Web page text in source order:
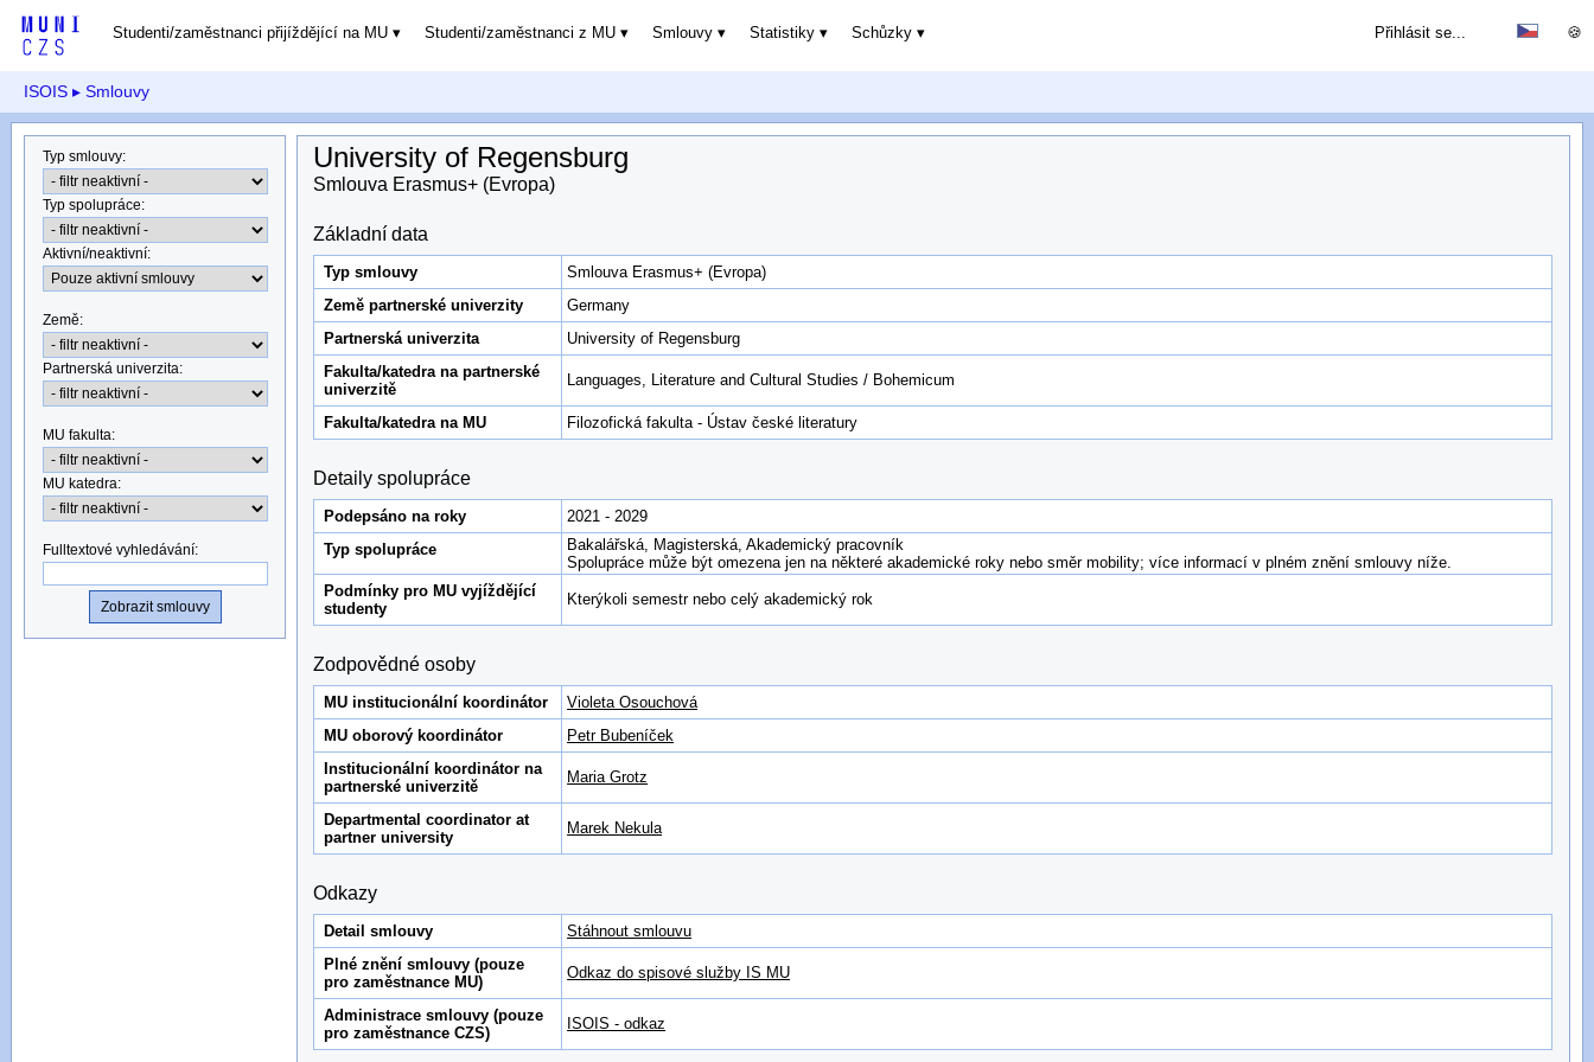
Studenti/zaměstnanci přijíždějící na MU Studenti/zaměstnanci z MU Smlouvy Statistiky Schůzky 🍪
Přihlásit se...
ISOIS ▸ Smlouvy
Typ smlouvy:
Typ spolupráce:
Aktivní/neaktivní:
Země:
Partnerská univerzita:
MU fakulta:
MU katedra:
Fulltextové vyhledávání:
University of Regensburg
Smlouva Erasmus+ (Evropa)
Základní data
Typ smlouvy
Smlouva Erasmus+ (Evropa)
Země partnerské univerzity
Germany
Partnerská univerzita
University of Regensburg
Fakulta/katedra na partnerské
univerzitě
Languages, Literature and Cultural Studies / Bohemicum
Fakulta/katedra na MU Filozofická fakulta - Ústav české literatury
Detaily spolupráce
Podepsáno na roky
2021 - 2029
Typ spolupráce
Bakalářská, Magisterská, Akademický pracovník
Spolupráce může být omezena jen na některé akademické roky nebo směr mobility; více informací v plném znění smlouvy níže.
Podmínky pro MU vyjíždějící
studenty
Kterýkoli semestr nebo celý akademický rok
Zodpovědné osoby
MU institucionální koordinátor
Violeta Osouchová
MU oborový koordinátor
Petr Bubeníček
Institucionální koordinátor na
partnerské univerzitě
Maria Grotz
Departmental coordinator at
partner university
Marek Nekula
Odkazy
Detail smlouvy
Stáhnout smlouvu
Plné znění smlouvy (pouze
pro zaměstnance MU)
Odkaz do spisové služby IS MU
Administrace smlouvy (pouze
pro zaměstnance CZS)
ISOIS - odkaz